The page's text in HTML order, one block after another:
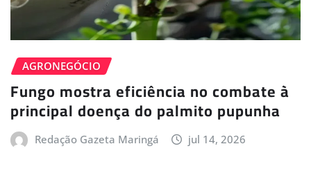
AGRONEGÓCIO
Fungo mostra eficiência no combate à
principal doença do palmito pupunha
Redação Gazeta Maringá jul 14, 2026